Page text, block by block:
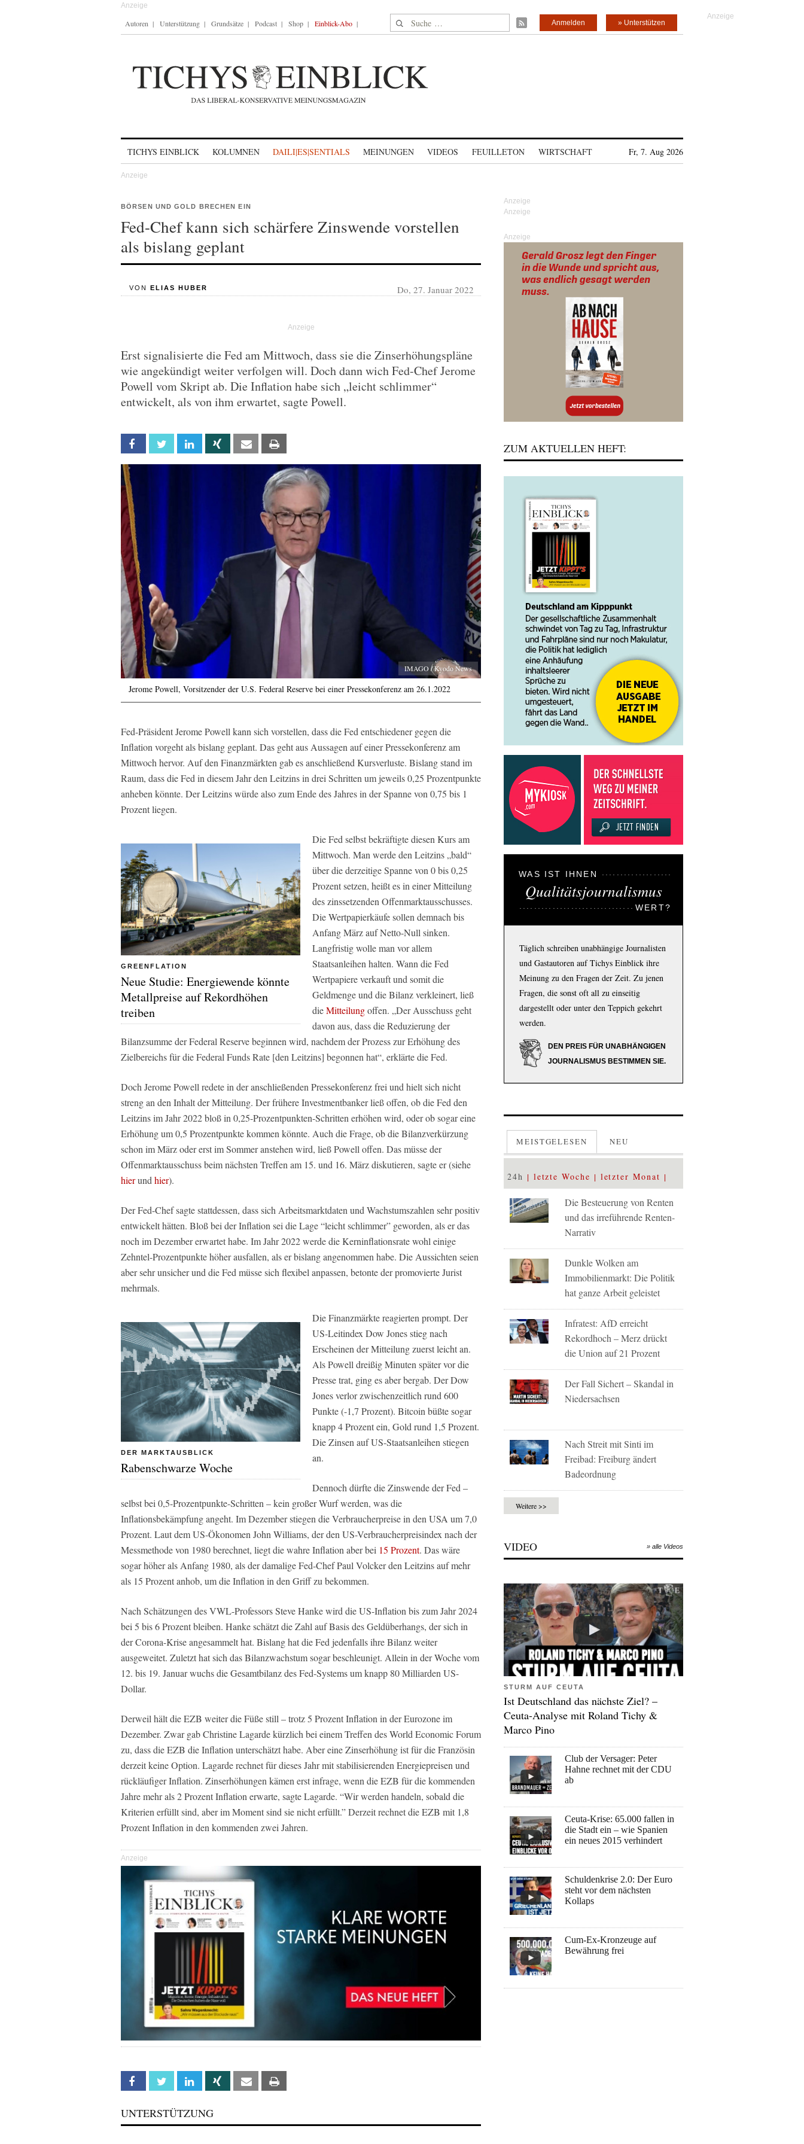
Autoren Unterstützung Grundsätze Podcast Shop Einblick-Abo Suche nach: » Unterstützen
Anmelden
TICHYS EINBLICK KOLUMNEN DAILI|ES|SENTIALS MEINUNGEN VIDEOS FEUILLETON WIRTSCHAFT Fr, 7. Aug 2026
BÖRSEN UND GOLD BRECHEN EIN
Fed-Chef kann sich schärfere Zinswende vorstellen
als bislang geplant
VON ELIAS HUBER Do, 27. Januar 2022
Erst signalisierte die Fed am Mittwoch, dass sie die Zinserhöhungspläne
wie angekündigt weiter verfolgen will. Doch dann wich Fed-Chef Jerome
Powell vom Skript ab. Die Inflation habe sich „leicht schlimmer“
entwickelt, als von ihm erwartet, sagte Powell.
Facebook Twitter Linkedin Xing Email
IMAGO / Kyodo News
Jerome Powell, Vorsitzender der U.S. Federal Reserve bei einer Pressekonferenz am 26.1.2022
Fed-Präsident Jerome Powell kann sich vorstellen, dass die Fed entschiedener gegen die
Inflation vorgeht als bislang geplant. Das geht aus Aussagen auf einer Pressekonferenz am
Mittwoch hervor. Auf den Finanzmärkten gab es anschließend Kursverluste. Bislang stand im
Raum, dass die Fed in diesem Jahr den Leitzins in drei Schritten um jeweils 0,25 Prozentpunkte
anheben könnte. Der Leitzins würde also zum Ende des Jahres in der Spanne von 0,75 bis 1
Prozent liegen.
GREENFLATION
Neue Studie: Energiewende könnte
Metallpreise auf Rekordhöhen
treiben
Die Fed selbst bekräftigte diesen Kurs am
Mittwoch. Man werde den Leitzins „bald“
über die derzeitige Spanne von 0 bis 0,25
Prozent setzen, heißt es in einer Mitteilung
des zinssetzenden Offenmarktausschusses.
Die Wertpapierkäufe sollen demnach bis
Anfang März auf Netto-Null sinken.
Langfristig wolle man vor allem
Staatsanleihen halten. Wann die Fed
Wertpapiere verkauft und somit die
Geldmenge und die Bilanz verkleinert, ließ
dieMitteilungoffen. „Der Ausschuss geht
davon aus, dass die Reduzierung der
Bilanzsumme der Federal Reserve beginnen wird, nachdem der Prozess zur Erhöhung des
Zielbereichs für die Federal Funds Rate [den Leitzins] begonnen hat“, erklärte die Fed.
Doch Jerome Powell redete in der anschließenden Pressekonferenz frei und hielt sich nicht
streng an den Inhalt der Mitteilung. Der frühere Investmentbanker ließ offen, ob die Fed den
Leitzins im Jahr 2022 bloß in 0,25-Prozentpunkten-Schritten erhöhen wird, oder ob sogar eine
Erhöhung um 0,5 Prozentpunkte kommen könnte. Auch die Frage, ob die Bilanzverkürzung
schon im März oder erst im Sommer anstehen wird, ließ Powell offen. Das müsse der
Offenmarktausschuss beim nächsten Treffen am 15. und 16. März diskutieren, sagte er (siehe
hierundhier).
Der Fed-Chef sagte stattdessen, dass sich Arbeitsmarktdaten und Wachstumszahlen sehr positiv
entwickelt hätten. Bloß bei der Inflation sei die Lage “leicht schlimmer” geworden, als er das
noch im Dezember erwartet habe. Im Jahr 2022 werde die Kerninflationsrate wohl einige
Zehntel-Prozentpunkte höher ausfallen, als er bislang angenommen habe. Die Aussichten seien
aber sehr unsicher und die Fed müsse sich flexibel anpassen, betonte der promovierte Jurist
mehrmals.
DER MARKTAUSBLICK
Rabenschwarze Woche
Die Finanzmärkte reagierten prompt. Der
US-Leitindex Dow Jones stieg nach
Erscheinen der Mitteilung zuerst leicht an.
Als Powell dreißig Minuten später vor die
Presse trat, ging es aber bergab. Der Dow
Jones verlor zwischenzeitlich rund 600
Punkte (-1,7 Prozent). Bitcoin büßte sogar
knapp 4 Prozent ein, Gold rund 1,5 Prozent.
Die Zinsen auf US-Staatsanleihen stiegen
an.
Dennoch dürfte die Zinswende der Fed –
selbst bei 0,5-Prozentpunkte-Schritten – kein großer Wurf werden, was die
Inflationsbekämpfung angeht. Im Dezember stiegen die Verbraucherpreise in den USA um 7,0
Prozent. Laut dem US-Ökonomen John Williams, der den US-Verbraucherpreisindex nach der
Messmethode von 1980 berechnet, liegt die wahre Inflation aber bei 15 Prozent. Das wäre
sogar höher als Anfang 1980, als der damalige Fed-Chef Paul Volcker den Leitzins auf mehr
als 15 Prozent anhob, um die Inflation in den Griff zu bekommen.
Nach Schätzungen des VWL-Professors Steve Hanke wird die US-Inflation bis zum Jahr 2024
bei 5 bis 6 Prozent bleiben. Hanke schätzt die Zahl auf Basis des Geldüberhangs, der sich in
der Corona-Krise angesammelt hat. Bislang hat die Fed jedenfalls ihre Bilanz weiter
ausgeweitet. Zuletzt hat sich das Bilanzwachstum sogar beschleunigt. Allein in der Woche vom
12. bis 19. Januar wuchs die Gesamtbilanz des Fed-Systems um knapp 80 Milliarden US-
Dollar.
Derweil hält die EZB weiter die Füße still – trotz 5 Prozent Inflation in der Eurozone im
Dezember. Zwar gab Christine Lagarde kürzlich bei einem Treffen des World Economic Forum
zu, dass die EZB die Inflation unterschätzt habe. Aber eine Zinserhöhung ist für die Französin
derzeit keine Option. Lagarde rechnet für dieses Jahr mit stabilisierenden Energiepreisen und
rückläufiger Inflation. Zinserhöhungen kämen erst infrage, wenn die EZB für die kommenden
Jahre mehr als 2 Prozent Inflation erwarte, sagte Lagarde. “Wir werden handeln, sobald die
Kriterien erfüllt sind, aber im Moment sind sie nicht erfüllt.” Derzeit rechnet die EZB mit 1,8
Prozent Inflation in den kommenden zwei Jahren.
Anzeige
Facebook Twitter Linkedin Xing Email
UNTERSTÜTZUNG
Anzeige
ZUM AKTUELLEN HEFT:
WAS IST IHNEN
Qualitätsjournalismus
WERT?
Täglich schreiben unabhängige Journalisten
und Gastautoren auf Tichys Einblick ihre
Meinung zu den Fragen der Zeit. Zu jenen
Fragen, die sonst oft all zu einseitig
dargestellt oder unter den Teppich gekehrt
werden.
DEN PREIS FÜR UNABHÄNGIGEN
JOURNALISMUS BESTIMMEN SIE.
MEISTGELESEN NEU
24h letzte Woche letzter Monat
Die Besteuerung von Renten
und das irreführende Renten-
Narrativ
Dunkle Wolken am
Immobilienmarkt: Die Politik
hat ganze Arbeit geleistet
Infratest: AfD erreicht
Rekordhoch – Merz drückt
die Union auf 21 Prozent
Der Fall Sichert – Skandal in
Niedersachsen
Nach Streit mit Sinti im
Freibad: Freiburg ändert
Badeordnung
Weitere >>
VIDEO » alle Videos
STURM AUF CEUTA
Ist Deutschland das nächste Ziel? –
Ceuta-Analyse mit Roland Tichy &
Marco Pino
Club der Versager: Peter
Hahne rechnet mit der CDU
ab
Ceuta-Krise: 65.000 fallen in
die Stadt ein – wie Spanien
ein neues 2015 verhindert
Schuldenkrise 2.0: Der Euro
steht vor dem nächsten
Kollaps
Cum-Ex-Kronzeuge auf
Bewährung frei